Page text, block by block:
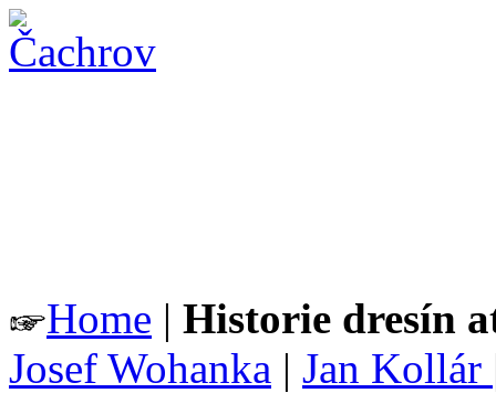
Home | Historie dresín
Josef Wohanka | Jan Kollár